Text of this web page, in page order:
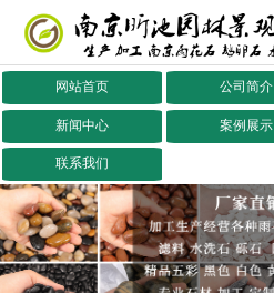
网站首页 公司简介
新闻中心 案例展示
联系我们